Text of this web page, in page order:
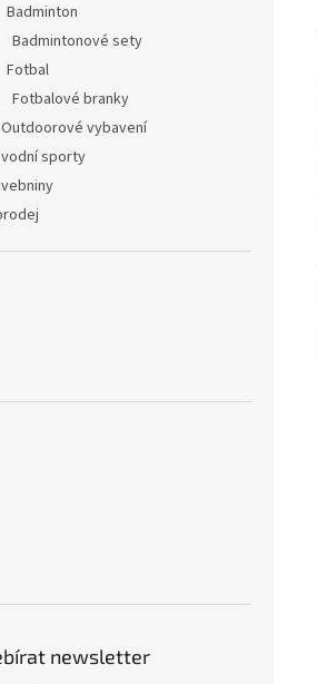
Badminton
Badmintonové sety
Fotbal
Fotbalové branky
Outdoorové vybavení
vodní sporty
newsletter